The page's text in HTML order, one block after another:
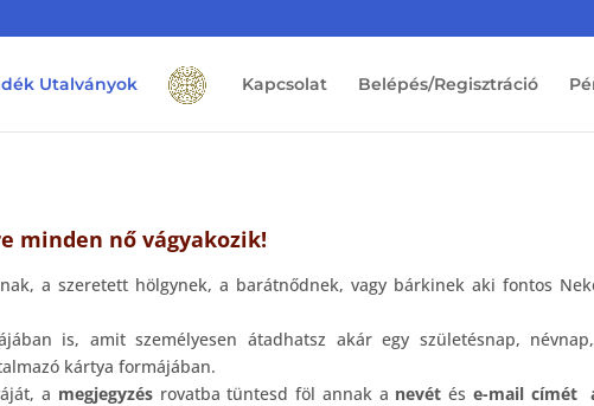
Utalványok Kapcsolat Belépés/Regisztráció
minden nő vágyakozik!
a szeretett hölgynek, a barátnődnek, vagy bárkinek aki fontos
is, amit személyesen átadhatsz akár egy születésnap,
kártya formájában.
a megjegyzésrovatba tüntesd föl annak a nevét és e-mail címét